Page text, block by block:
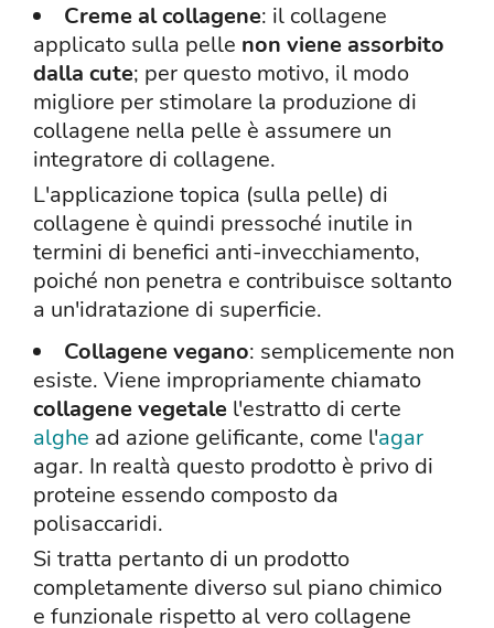
Creme al collagene: il collagene
applicato sulla pelle non viene assorbito
dalla cute; per questo motivo, il modo
migliore per stimolare la produzione di
collagene nella pelle è assumere un
integratore di collagene.
L'applicazione topica (sulla pelle) di
collagene è quindi pressoché inutile in
termini di benefici anti-invecchiamento,
poiché non penetra e contribuisce soltanto
a un'idratazione di superficie.
Collagene vegano: semplicemente non
esiste. Viene impropriamente chiamato
collagene vegetale l'estratto di certe
alghe ad azione gelificante, come l'agar
agar. In realtà questo prodotto è privo di
proteine essendo composto da
polisaccaridi.
Si tratta pertanto di un prodotto
completamente diverso sul piano chimico
e funzionale rispetto al vero collagene